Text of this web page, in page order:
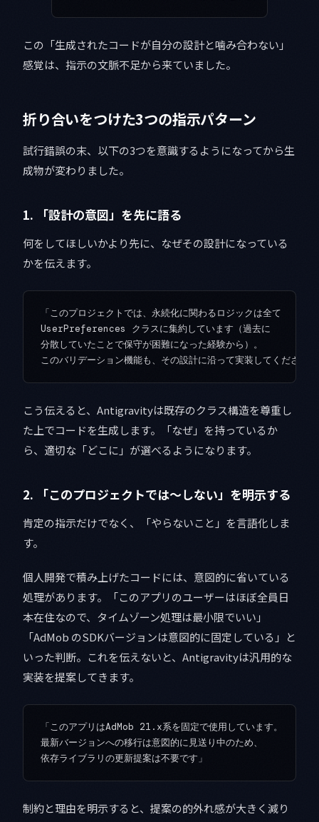
この「生成されたコードが自分の設計と噛み合わない」
感覚は、指示の文脈不足から来ていました。
折り合いをつけた3つの指示パターン
試行錯誤の末、以下の3つを意識するようになってから生
成物が変わりました。
1. 「設計の意図」を先に語る
何をしてほしいかより先に、なぜその設計になっている
かを伝えます。
「このプロジェクトでは、永続化に関わるロジックは全て
UserPreferences クラスに集約しています（過去に
分散していたことで保守が困難になった経験から）。
こう伝えると、Antigravityは既存のクラス構造を尊重し
た上でコードを生成します。「なぜ」を持っているか
ら、適切な「どこに」が選べるようになります。
2. 「このプロジェクトでは〜しない」を明示する
肯定の指示だけでなく、「やらないこと」を言語化しま
す。
個人開発で積み上げたコードには、意図的に省いている
処理があります。「このアプリのユーザーはほぼ全員日
本在住なので、タイムゾーン処理は最小限でいい」
「AdMob のSDKバージョンは意図的に固定している」と
いった判断。これを伝えないと、Antigravityは汎用的な
実装を提案してきます。
「このアプリはAdMob 21.x系を固定で使用しています。
最新バージョンへの移行は意図的に見送り中のため、
制約と理由を明示すると、提案の的外れ感が大きく減り